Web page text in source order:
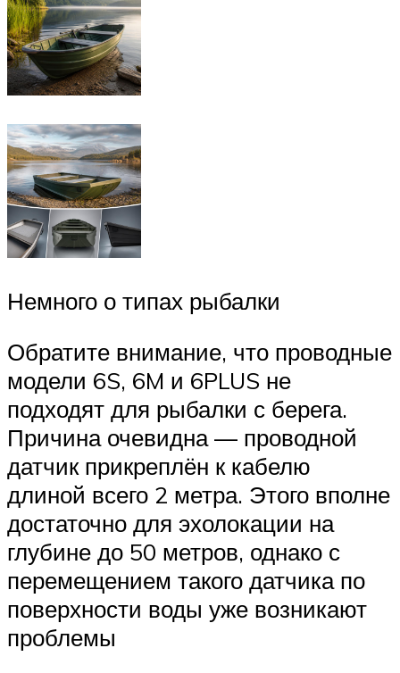
Немного о типах рыбалки
Обратите внимание, что проводные
модели 6S, 6M и 6PLUS не
подходят для рыбалки с берега.
Причина очевидна — проводной
датчик прикреплён к кабелю
длиной всего 2 метра. Этого вполне
достаточно для эхолокации на
глубине до 50 метров, однако с
перемещением такого датчика по
поверхности воды уже возникают
проблемы